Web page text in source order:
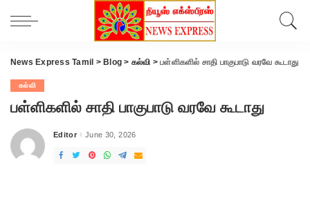
News Express Tamil > Blog > கல்வி >பள்ளிகளில் சாதி பாகுபாடு வரவே கூடாது
கல்வி
பள்ளிகளில் சாதி பாகுபாடு வரவே கூடாது
Posted
Editor June 30, 2026